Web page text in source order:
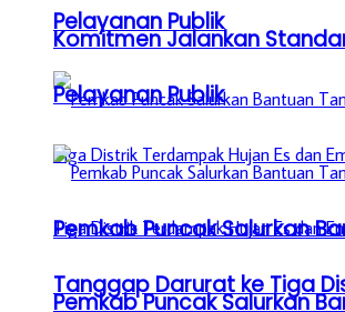
Pelayanan Publik
Pemkab Puncak Salurkan
Tanggap Darurat ke Tiga
Komitmen Jalankan
Pelayanan Publik
Pemkab Puncak Salurkan